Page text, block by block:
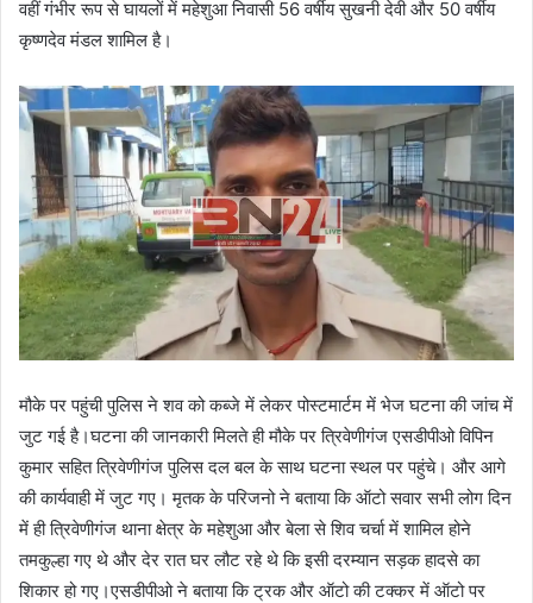
वहीं गंभीर रूप से घायलों में महेशुआ निवासी 56 वर्षीय सुखनी देवी और 50 वर्षीय
कृष्णदेव मंडल शामिल है।
मौके पर पहुंची पुलिस ने शव को कब्जे में लेकर पोस्टमार्टम में भेज घटना की जांच में
जुट गई है।घटना की जानकारी मिलते ही मौके पर त्रिवेणीगंज एसडीपीओ विपिन
कुमार सहित त्रिवेणीगंज पुलिस दल बल के साथ घटना स्थल पर पहुंचे। और आगे
की कार्यवाही में जुट गए। मृतक के परिजनो ने बताया कि ऑटो सवार सभी लोग दिन
में ही त्रिवेणीगंज थाना क्षेत्र के महेशुआ और बेला से शिव चर्चा में शामिल होने
तमकुल्हा गए थे और देर रात घर लौट रहे थे कि इसी दरम्यान सड़क हादसे का
शिकार हो गए।एसडीपीओ ने बताया कि ट्रक और ऑटो की टक्कर में ऑटो पर